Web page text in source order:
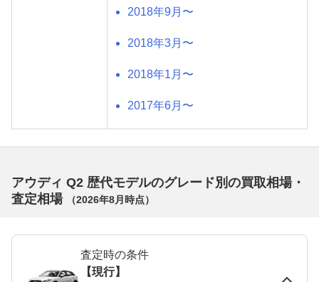
2018年9月〜
2018年3月〜
2018年1月〜
2017年6月〜
アウディ Q2 歴代モデルのグレード別の買取相場・
査定相場
（2026年8月 時点）
査定時の条件
【現行】